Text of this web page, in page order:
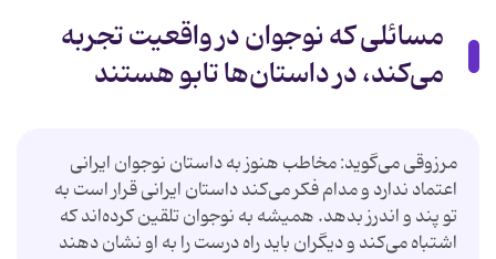
مسائلی که نوجوان در واقعیت تجربه
می‌کند، در داستان‌ها تابو هستند
مرزوقی می‌گوید: مخاطب هنوز به داستان نوجوان ایرانی
اعتماد ندارد و مدام فکر می‌کند داستان ایرانی قرار است به
تو پند و اندرز بدهد. همیشه به نوجوان تلقین کرده‌اند که
اشتباه می‌کند و دیگران باید راه درست را به او نشان دهند